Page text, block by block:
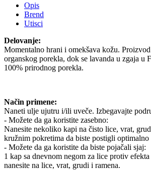
Opis
Brend
Utisci
Delovanje:
Momentalno hrani i omekšava kožu.
organskog porekla, dok se lavanda u zgaja u
100% prirodnog porekla.
Način primene:
Naneti ulje ujutru i/ili uveče. Izbegavajte
- Možete da ga koristite zasebno:
Nanesite nekoliko kapi na čisto lice, vrat,
kružnim pokretima da biste postigli optimalno
- Možete da ga koristite da biste pojačali sjaj:
1 kap sa dnevnom negom za lice protiv
nanesite na lice, vrat, grudi i ramena.